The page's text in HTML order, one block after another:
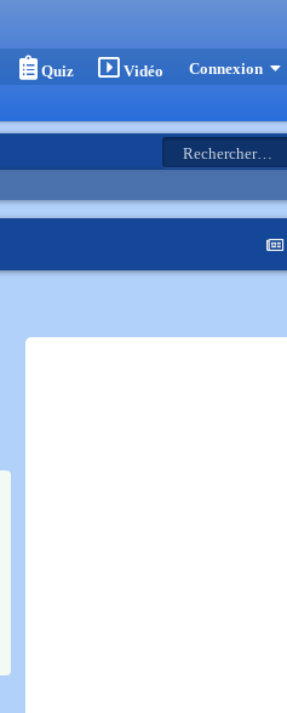
Quiz Vidéo Connexion